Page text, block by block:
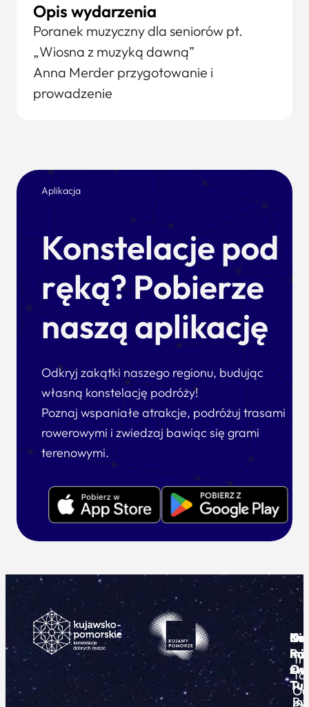
Opis wydarzenia
Poranek muzyczny dla seniorów pt.
„Wiosna z muzyką dawną”
Anna Merder przygotowanie i
prowadzenie
Aplikacja
Konstelacje pod
ręką? Pobierze
naszą aplikację
Odkryj zakątki naszego regionu, budując
własną konstelację podróży!
Poznaj wspaniałe atrakcje, podróżuj trasami
rowerowymi i zwiedzaj bawiąc się grami
terenowymi.
i